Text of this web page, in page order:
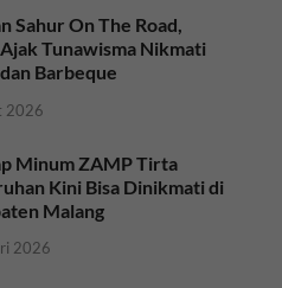
Sahur On The Road,
Tunawisma Nikmati
Barbeque
2026
Minum ZAMP Tirta
Kini Bisa Dinikmati di
Malang
2026